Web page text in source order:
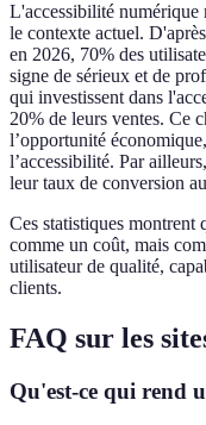
L'accessibilité numérique
le contexte actuel.
en 2026, 70% des
signe de sérieux et de
qui investissent dans
20% de leurs ventes. Ce
l’opportunité
l’accessibilité. Par
leur taux de conversion
Ces statistiques montrent
comme un coût, mais
utilisateur de qualité,
clients.
FAQ sur les
Qu'est-ce qui rend